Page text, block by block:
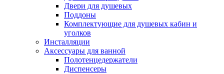
Двери для душевых
Поддоны
Комплектующие для душевых кабин и
уголков
Инсталляции
Аксессуары для ванной
Полотенцедержатели
Диспенсеры